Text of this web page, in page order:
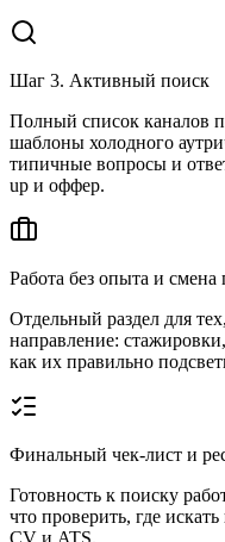
Шаг 3. Активный поиск
Полный список каналов
шаблоны холодного
типичные вопросы и
up и оффер.
Работа без опыта и смена
Отдельный раздел для
направление:
как их правильно
Финальный чек-лист и
Готовность к поиску
что проверить, где
CV и ATS.